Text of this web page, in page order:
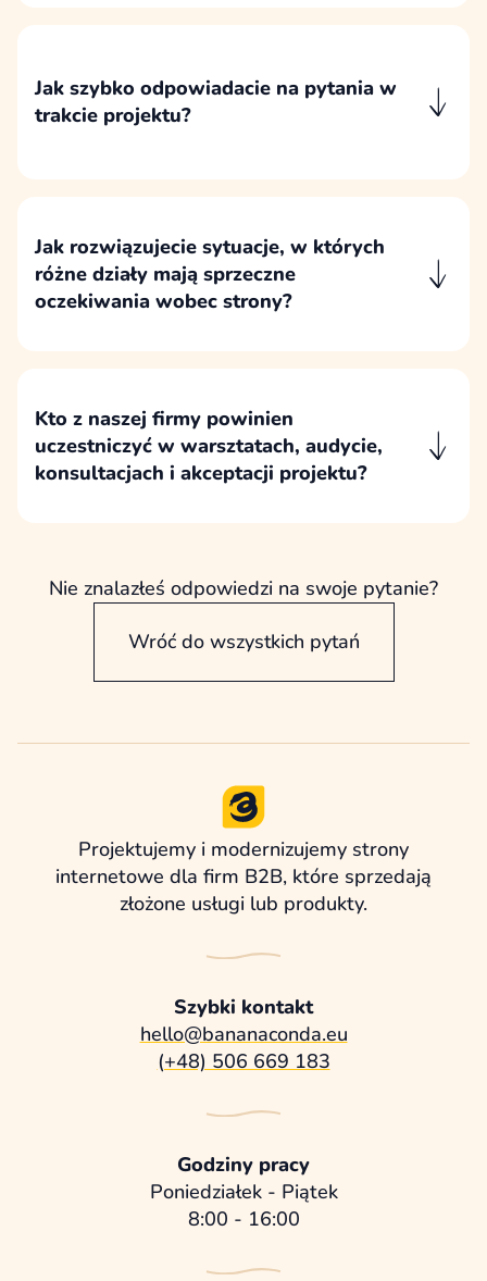
zaplanować i wdrożyć.
Jak szybko odpowiadacie na pytania w
trakcie projektu?
przez właściwe osoby.
Jak rozwiązujecie sytuacje, w których
różne działy mają sprzeczne
oczekiwania wobec strony?
konsekwencji wdrożeniowych, a nie przez
sumowanie preferencji wszystkich działów.
Kto z naszej firmy powinien
uczestniczyć w warsztatach, audycie,
konsultacjach i akceptacji projektu?
każda z nich powinna uczestniczyć we
właściwym momencie.
Nie znalazłeś odpowiedzi na swoje pytanie?
Wróć do wszystkich pytań
Projektujemy i modernizujemy strony
internetowe dla firm B2B, które sprzedają
złożone usługi lub produkty.
Szybki kontakt
hello@bananaconda.eu
(+48) 506 669 183
Godziny pracy
Poniedziałek - Piątek
8:00 - 16:00